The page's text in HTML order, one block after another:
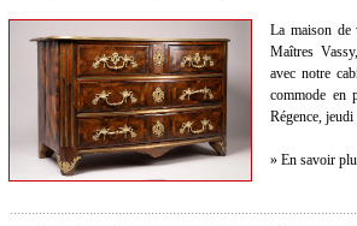
La maison de
Maîtres
avec notre
commode en
Régence,
» En savoir